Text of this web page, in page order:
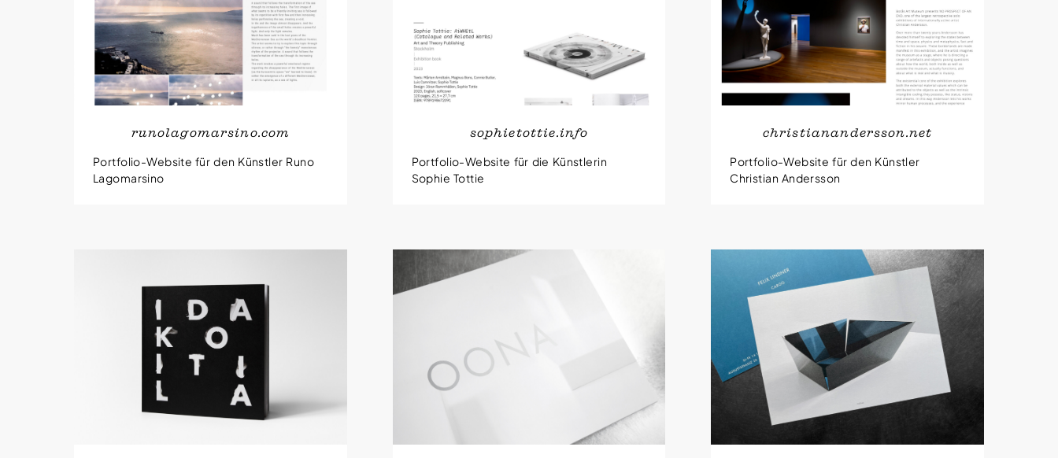
runolagomarsino.com
Portfolio-Website für den Künstler Runo
Lagomarsino
sophietottie.info
Portfolio-Website für die Künstlerin
Sophie Tottie
christianandersson.net
Portfolio-Website für den Künstler
Christian Andersson